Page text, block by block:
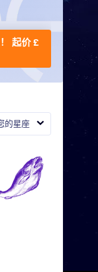
的星座
起价 £